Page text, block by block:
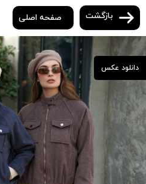
بازگشت صفحه اصلی
دانلود عکس